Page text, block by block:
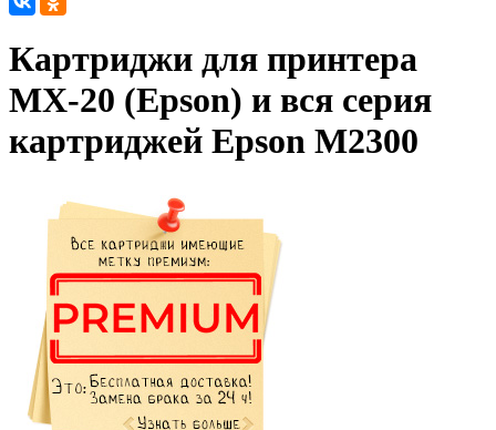
Картриджи для принтера
MX-20 (Epson) и вся серия
картриджей Epson M2300